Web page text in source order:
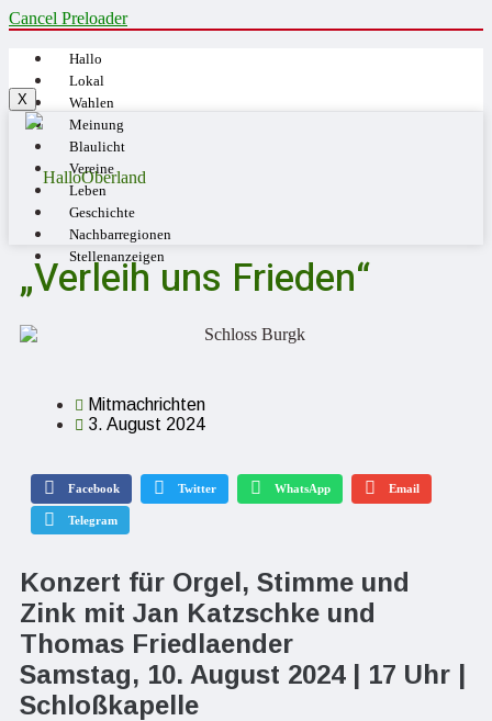
Cancel Preloader
Hallo
Lokal
Wahlen
Meinung
Blaulicht
Vereine
Leben
Geschichte
Nachbarregionen
Stellenanzeigen
X
„Verleih uns Frieden“
Mitmachrichten
3. August 2024
Facebook Twitter WhatsApp Email
Telegram
Konzert für Orgel, Stimme und
Zink mit Jan Katzschke und
Thomas Friedlaender
Samstag, 10. August 2024 | 17 Uhr |
Schloßkapelle